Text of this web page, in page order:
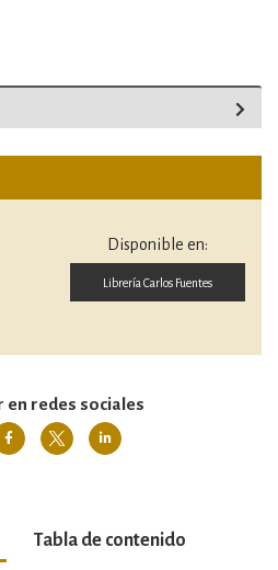
Disponible en:
Librería Carlos Fuentes
en redes sociales
Tabla de contenido